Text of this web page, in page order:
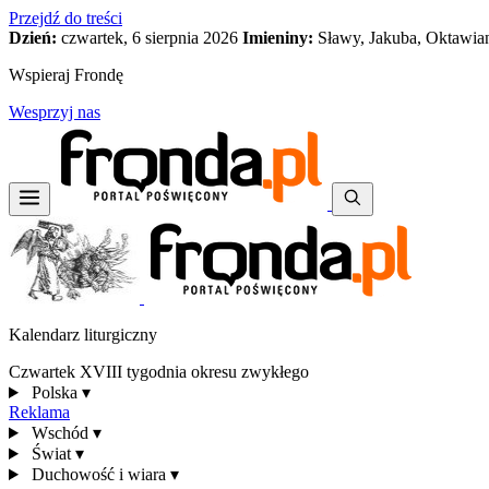
Przejdź do treści
Dzień: czwartek, 6 sierpnia 2026 Imieniny: Sławy, Jakuba,
Wspieraj Frondę
Wesprzyj nas
Kalendarz liturgiczny
Czwartek XVIII tygodnia okresu zwykłego
Polska ▾
Reklama
Wschód ▾
Świat ▾
Duchowość i wiara ▾